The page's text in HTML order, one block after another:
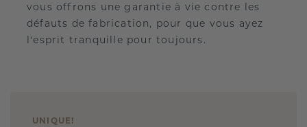
vous offrons une garantie à vie contre les
défauts de fabrication, pour que vous ayez
l'esprit tranquille pour toujours.
UNIQUE !